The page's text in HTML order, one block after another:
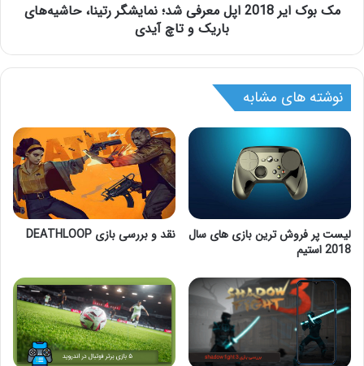
مک بوک ایر 2018 اپل معرفی شد؛ نمایشگر رتینا، حاشیه‌های
باریک و تاچ آیدی
نوشته های مشابه
لیست پر فروش ترین بازی های سال
2018 استیم
نقد و بررسی بازی DEATHLOOP